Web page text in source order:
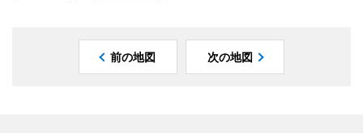
前の地図 次の地図